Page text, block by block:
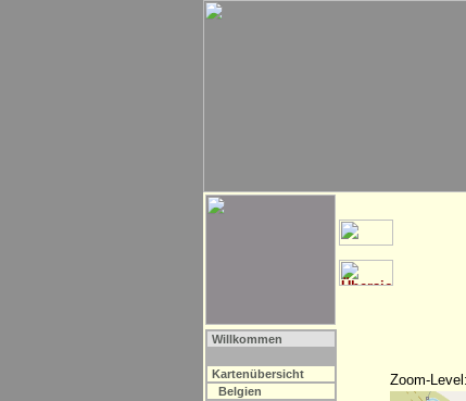
Willkommen
Kartenübersicht
Belgien
Zoom-